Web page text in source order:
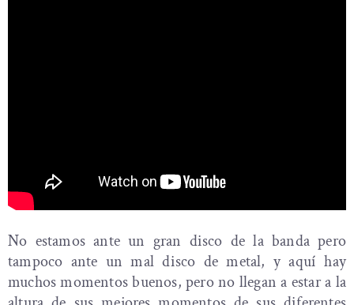
No estamos ante un gran disco de la banda pero
tampoco ante un mal disco de metal, y aquí hay
muchos momentos buenos, pero no llegan a estar a la